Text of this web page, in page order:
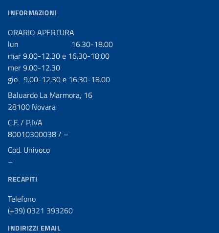
INFORMAZIONI
ORARIO APERTURA
lun 16.30-18.00
mar 9.00-12.30 e 16.30-18.00
mer 9.00-12.30
gio 9.00-12.30 e 16.30-18.00
Baluardo La Marmora, 16
28100 Novara
C.F. / P.IVA
80010300038 / –
Cod. Univoco
–
RECAPITI
Telefono
(+39) 0321 393260
INDIRIZZI EMAIL